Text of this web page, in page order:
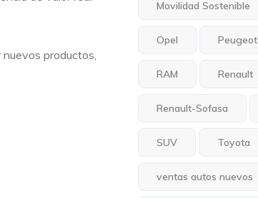
productos,
Movilidad Sostenible
Opel Peugeot
RAM Renault
Renault-Sofasa
SUV Toyota
ventas autos nuevos